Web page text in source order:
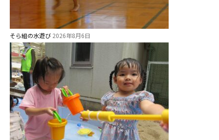
そら組の水遊び 2026年8月6日